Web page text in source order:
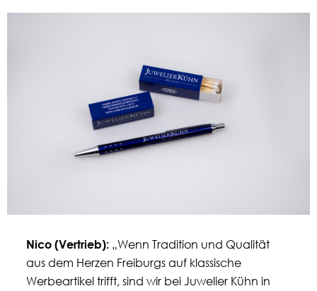
Nico (Vertrieb): „Wenn Tradition und Qualität
aus dem Herzen Freiburgs auf klassische
Werbeartikel trifft, sind wir bei Juwelier Kühn in